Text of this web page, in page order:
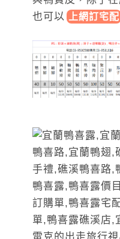
也可 以 上網訂宅配